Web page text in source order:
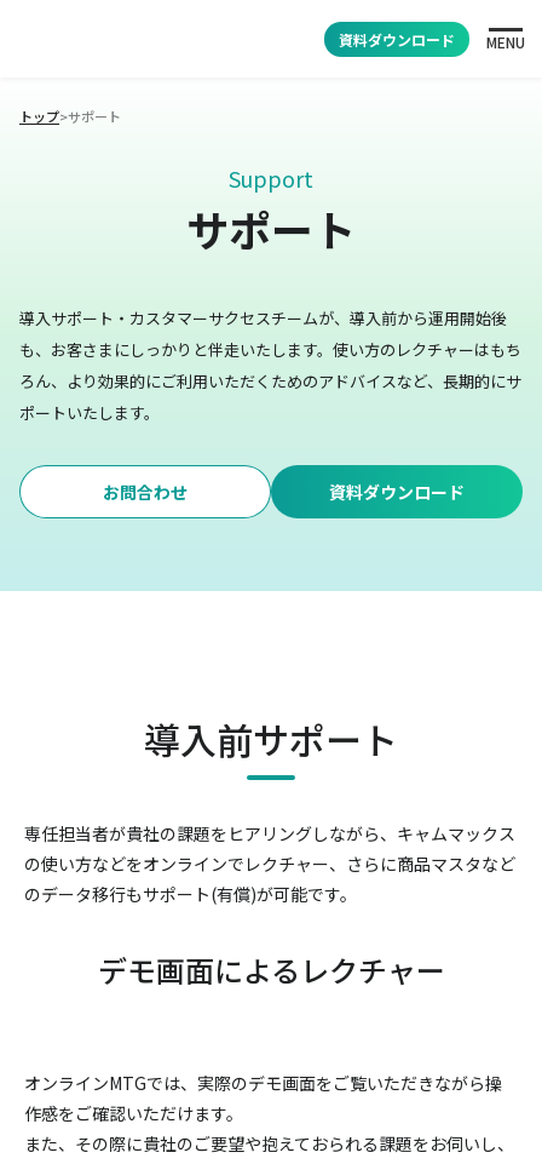
資料ダウンロード MENU
トップ>サポート
Support
サポート
導入サポート・カスタマーサクセスチームが、導入前から運用開始後
も、お客さまにしっかりと伴走いたします。 使い方のレクチャーはもち
ろん、より効果的にご利用いただくためのアドバイスなど、長期的にサ
ポートいたします。
お問合わせ 資料ダウンロード
導入前サポート
専任担当者が貴社の課題をヒアリングしながら、キャムマックス
の使い方などをオンラインでレクチャー、 さらに商品マスタなど
のデータ移行もサポート(有償)が可能です。
デモ画面によるレクチャー
オンラインMTGでは、実際のデモ画面をご覧いただきながら操
作感をご確認いただけます。
また、その際に貴社のご要望や抱えておられる課題をお伺いし、